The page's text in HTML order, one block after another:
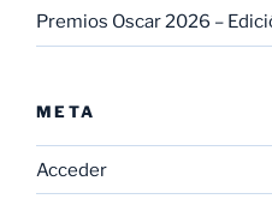
Premios Oscar 2026 –
META
Acceder